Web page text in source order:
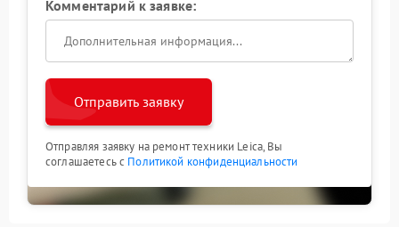
Комментарий к заявке:
Отправить заявку
Отправляя заявку на ремонт техники Leica, Вы
соглашаетесь с Политикой конфиденциальности